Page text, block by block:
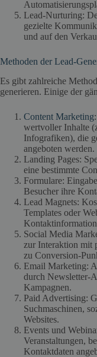
Lead-Nurturing:
gezielte
und auf den
Methoden der Lead-
Es gibt zahlreiche
generieren. Einige der
Content Marketing
wertvoller Inhalte
Infografiken), die
angeboten werden.
Landing Pages:
eine bestimmte
Formulare:
Besucher ihre
Lead Magnets:
Templates oder
Social Media
zur Interaktion mit
zu Conversion-
Email Marketing:
durch Newsletter-
Kampagnen.
Paid Advertising:
Suchmaschinen,
Websites.
Events und
Veranstaltungen,
Kontaktdaten